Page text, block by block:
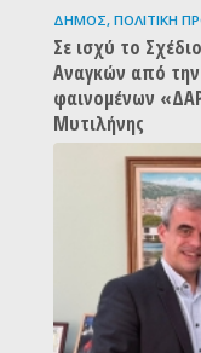
ΔΉΜΟΣ, ΠΟΛΙΤΙΚΉ
Σε ισχύ το
Αναγκών από
φαινομένων
Μυτιλήνης